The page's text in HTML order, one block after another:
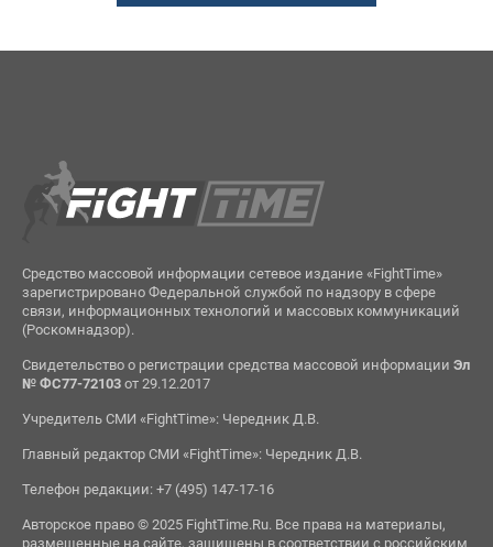
Средство массовой информации сетевое издание «FightTime»
зарегистрировано Федеральной службой по надзору в сфере
связи, информационных технологий и массовых коммуникаций
(Роскомнадзор).
Свидетельство о регистрации средства массовой информации Эл
№ ФС77-72103от 29.12.2017
Учредитель СМИ «FightTime»: Чередник Д.В.
Главный редактор СМИ «FightTime»: Чередник Д.В.
Телефон редакции: +7 (495) 147-17-16
Авторское право © 2025 FightTime.Ru. Все права на материалы,
размещенные на сайте, защищены в соответствии с российским